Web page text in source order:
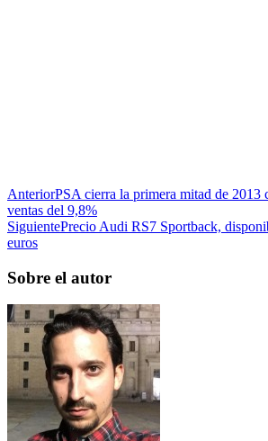
AnteriorPSA cierra la primera mitad de 2013
ventas del 9,8%
SiguientePrecio Audi RS7 Sportback,
euros
Sobre el autor